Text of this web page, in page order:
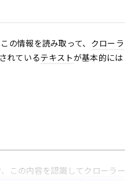
の情報を読み取って、 クローラ
れているテキストが基本的には
この内容を認識してクローラー